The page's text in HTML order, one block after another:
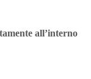
all’interno